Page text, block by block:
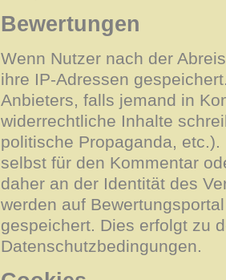
Bewertungen
Wenn Nutzer nach der
ihre IP-Adressen
Anbieters, falls jemand in
widerrechtliche Inhalte
politische Propaganda,
selbst für den Kommentar
daher an der Identität des
werden auf
gespeichert. Dies erfolgt zu
Datenschutzbedingungen.